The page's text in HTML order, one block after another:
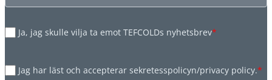
Ja, jag skulle vilja ta emot TEFCOLDs nyhetsbrev*
Jag har läst och accepterar sekretesspolicyn/privacy policy.*